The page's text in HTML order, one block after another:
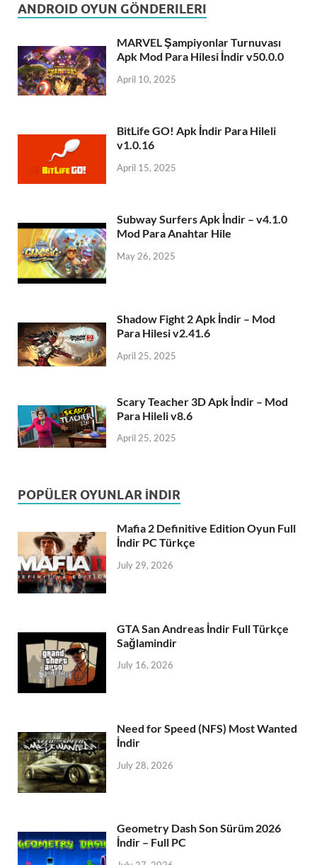
ANDROID OYUN GÖNDERILERI
MARVEL Şampiyonlar Turnuvası
Apk Mod Para Hilesi İndir v50.0.0
April 10, 2025
BitLife GO! Apk İndir Para Hileli
v1.0.16
April 15, 2025
Subway Surfers Apk İndir – v4.1.0
Mod Para Anahtar Hile
May 26, 2025
Shadow Fight 2 Apk İndir – Mod
Para Hilesi v2.41.6
April 25, 2025
Scary Teacher 3D Apk İndir – Mod
Para Hileli v8.6
April 25, 2025
POPÜLER OYUNLAR İNDIR
Mafia 2 Definitive Edition Oyun Full
İndir PC Türkçe
July 29, 2026
GTA San Andreas İndir Full Türkçe
Sağlamindir
July 16, 2026
Need for Speed (NFS) Most Wanted
İndir
July 28, 2026
Geometry Dash Son Sürüm 2026
İndir – Full PC